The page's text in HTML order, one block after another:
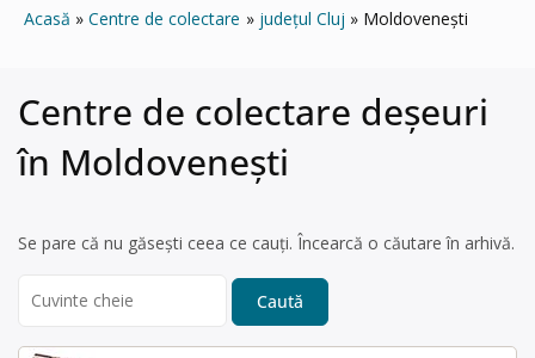
Acasă Centre de colectare județul Cluj Moldoveneşti
Centre de colectare deșeuri
în Moldoveneşti
Se pare că nu găsești ceea ce cauți. Încearcă o căutare în arhivă.
for: